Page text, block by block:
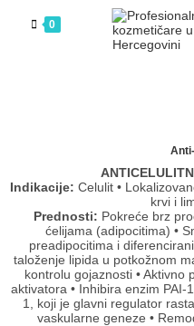
0
Indikacije: Celulit •
krvi i
Prednosti: Pokreće brz
ćelijama (adipocitima) •
preadipocitima i
taloženje lipida u potkožnom
kontrolu gojaznosti • Aktivno
aktivatora • Inhibira enzim
1, koji je glavni regulator
vaskularne geneze •